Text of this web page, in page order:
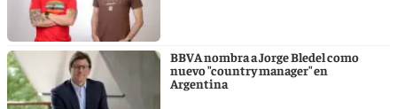
BBVA nombra a Jorge Bledel como
nuevo "country manager" en
Argentina